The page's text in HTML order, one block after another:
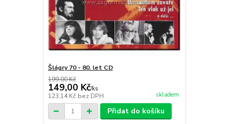
Šlágry 70 - 80. let CD
199,00 Kč
149,00 Kč/ks
123,14 Kč bez DPH skladem
Přidat do košíku